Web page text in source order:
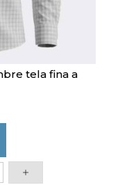
tela fina a